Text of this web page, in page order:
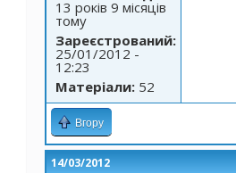
13 років 9 місяців
тому
Зареєстрований:
25/01/2012 -
12:23
Матеріали: 52
Вгору
14/03/2012